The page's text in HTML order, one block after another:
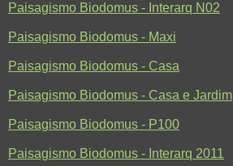
Paisagismo Biodomus - Interarq N02
Paisagismo Biodomus - Maxi
Paisagismo Biodomus - Casa
Paisagismo Biodomus - Casa e Jardim
Paisagismo Biodomus - P100
Paisagismo Biodomus - Interarq 2011